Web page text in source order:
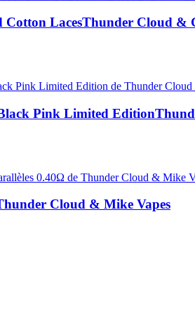
Cotton LacesThunder Cloud &
Pink Limited Edition
Cloud & Mike Vapes